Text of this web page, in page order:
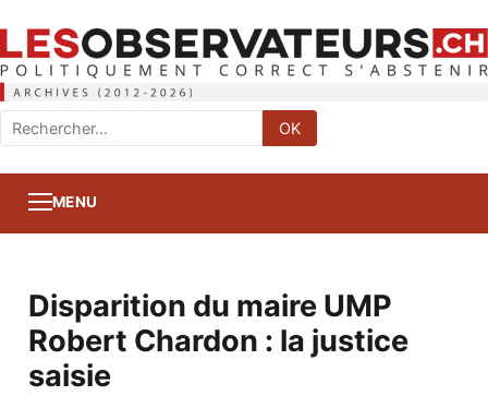
Rechercher
:
OK
MENU
Disparition du maire UMP
Robert Chardon : la justice
saisie